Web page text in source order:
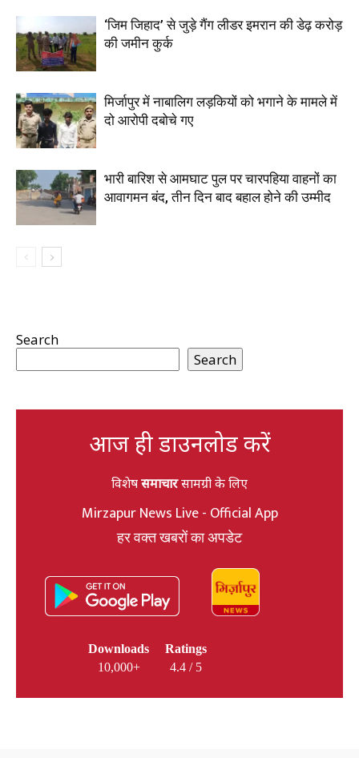
‘जिम जिहाद’ से जुड़े गैंग लीडर इमरान की डेढ़ करोड़
की जमीन कुर्क
मिर्जापुर में नाबालिग लड़कियों को भगाने के मामले में
दो आरोपी दबोचे गए
भारी बारिश से आमघाट पुल पर चारपहिया वाहनों का
आवागमन बंद, तीन दिन बाद बहाल होने की उम्मीद
Search
Search
आज ही डाउनलोड करें
विशेषसमाचारसामग्री के लिए
Mirzapur News Live - Official App
हर वक्त खबरों का अपडेट
Downloads
10,000+
Ratings
4.4 / 5